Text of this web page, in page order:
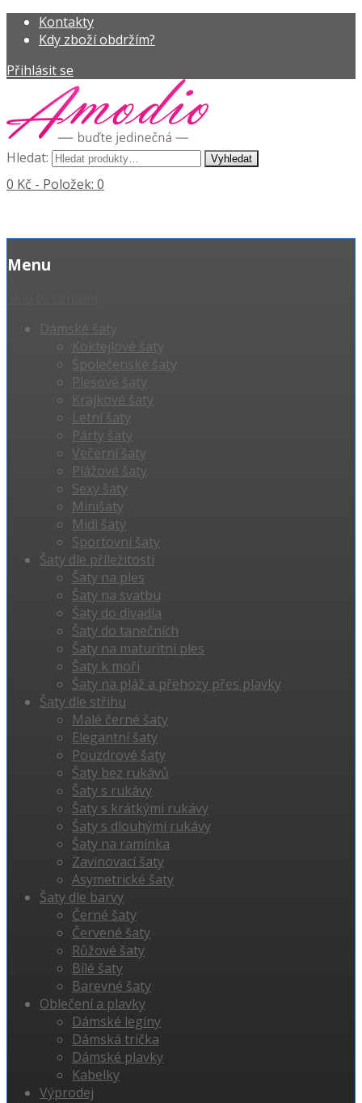
Kontakty
Kdy zboží obdržím?
Přihlásit se
Hledat:
0 Kč - Položek: 0
Menu
Dámské šaty
Koktejlové šaty
Společenské šaty
Plesové šaty
Krajkové šaty
Letní šaty
Párty šaty
Večerní šaty
Plážové šaty
Sexy šaty
Minišaty
Midi šaty
Sportovní šaty
Šaty dle příležitosti
Šaty na ples
Šaty na svatbu
Šaty do divadla
Šaty do tanečních
Šaty na maturitní ples
Šaty k moři
Šaty na pláž a přehozy přes plavky
Šaty dle střihu
Malé černé šaty
Elegantní šaty
Pouzdrové šaty
Šaty bez rukávů
Šaty s rukávy
Šaty s krátkými rukávy
Šaty s dlouhými rukávy
Šaty na ramínka
Zavinovací šaty
Asymetrické šaty
Šaty dle barvy
Černé šaty
Červené šaty
Růžové šaty
Bílé šaty
Barevné šaty
Oblečení a plavky
Dámské legíny
Dámská trička
Dámské plavky
Kabelky
Výprodej